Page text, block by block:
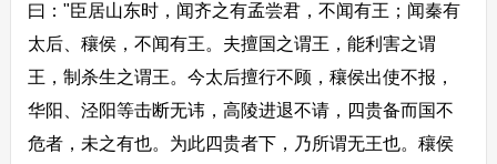
曰："臣居山东时，闻齐之有孟尝君，不闻有王；闻秦有
太后、穰侯，不闻有王。夫擅国之谓王，能利害之谓
王，制杀生之谓王。今太后擅行不顾，穰侯出使不报，
华阳、泾阳等击断无讳，高陵进退不请，四贵备而国不
危者，未之有也。为此四贵者下，乃所谓无王也。穰侯